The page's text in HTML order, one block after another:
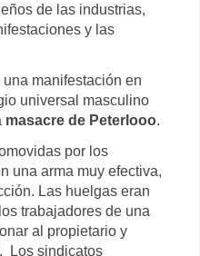
de las industrias,
y las
una manifestación en
universal masculino
masacre de Peterlooo.
por los
una arma muy efectiva,
Las huelgas eran
trabajadores de una
al propietario y
Los sindicatos